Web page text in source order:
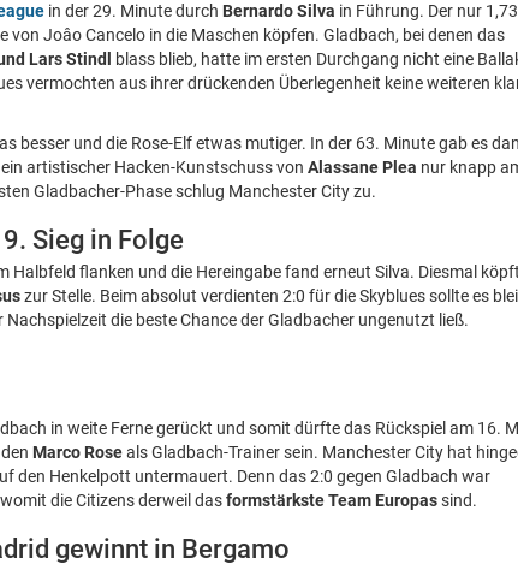
in der 29. Minute durch Bernardo Silva in Führung. Der nur
Joâo Cancelo in die Maschen köpfen. Gladbach, bei denen das
Lars Stindl
blass blieb, hatte im ersten Durchgang nicht eine
vermochten aus ihrer drückenden Überlegenheit keine weiteren
besser und die Rose-Elf etwas mutiger. In der 63. Minute gab es
artistischer Hacken-Kunstschuss von Alassane Plea nur knapp
Gladbacher-Phase schlug Manchester City zu.
Sieg in Folge
Halbfeld flanken und die Hereingabe fand erneut Silva. Diesmal
zur Stelle. Beim absolut verdienten 2:0 für die Skyblues sollte es
Nachspielzeit die beste Chance der Gladbacher ungenutzt ließ.
in weite Ferne gerückt und somit dürfte das Rückspiel am 16.
Marco Roseals Gladbach-Trainer sein. Manchester City hat
den Henkelpott untermauert. Denn das 2:0 gegen Gladbach war
womit die Citizens derweil dasformstärkste Team Europassind.
gewinnt in Bergamo